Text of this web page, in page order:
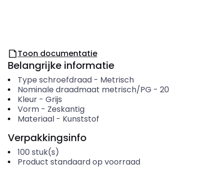
Toon documentatie
Belangrijke informatie
Type schroefdraad- Metrisch
Nominale draadmaat metrisch/PG - 20
Kleur- Grijs
Vorm- Zeskantig
Materiaal- Kunststof
Verpakkingsinfo
100 stuk(s)
Product standaard op voorraad